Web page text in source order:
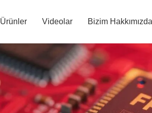
Ürünler Videolar Bizim Hakkımızda